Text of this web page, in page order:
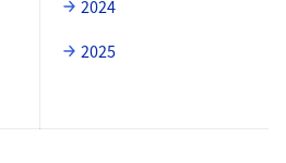
2024
2025